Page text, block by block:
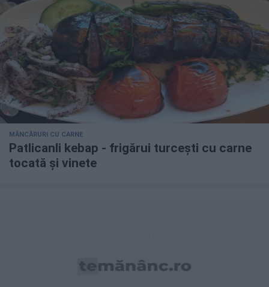
MÂNCĂRURI CU CARNE
Patlicanli kebap - frigărui turcești cu carne
tocată și vinete